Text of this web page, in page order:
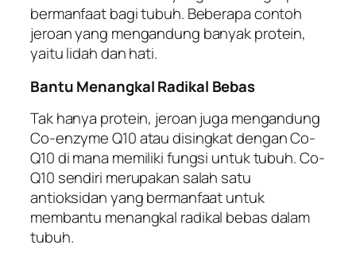
bermanfaat bagi tubuh. Beberapa contoh
jeroan yang mengandung banyak protein,
yaitu lidah dan hati.
Bantu Menangkal Radikal Bebas
Tak hanya protein, jeroan juga mengandung
Co-enzyme Q10 atau disingkat dengan Co-
Q10 di mana memiliki fungsi untuk tubuh. Co-
Q10 sendiri merupakan salah satu
antioksidan yang bermanfaat untuk
membantu menangkal radikal bebas dalam
tubuh.